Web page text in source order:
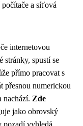
a síťová
internetovou
stránky, spustí se
přímo pracovat s
přesnou numerickou
nachází. Zde
jako obrovský
pozadí vyhledá